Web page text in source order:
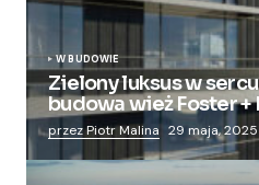
W BUDOWIE
Zielony luksus w
budowa wież Foster +
przez Piotr Malina 29 maja, 2025